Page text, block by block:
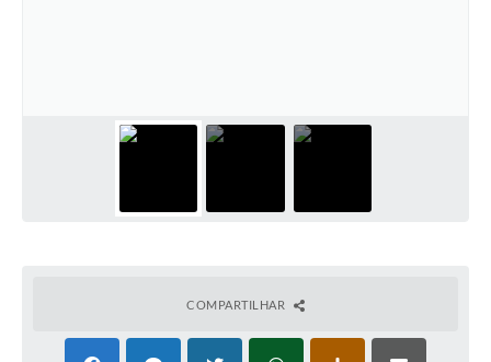
Recursos Liberados
Dados gerais e Obras
licenciamento ambiental
COMPARTILHAR